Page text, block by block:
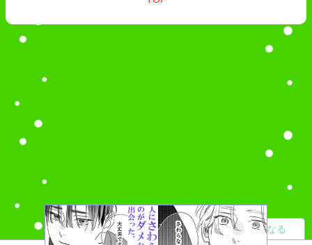
読者になる